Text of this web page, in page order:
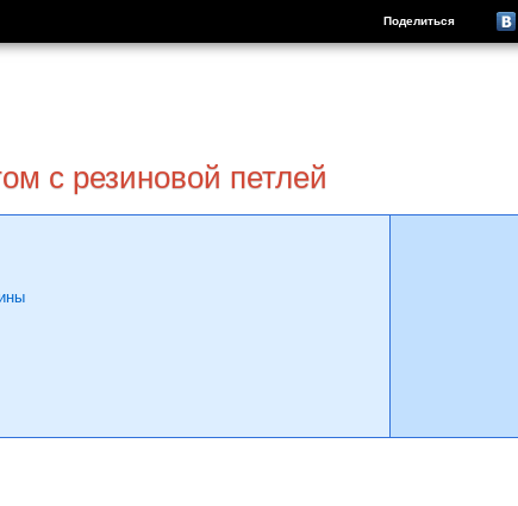
Поделиться
с резиновой петлей